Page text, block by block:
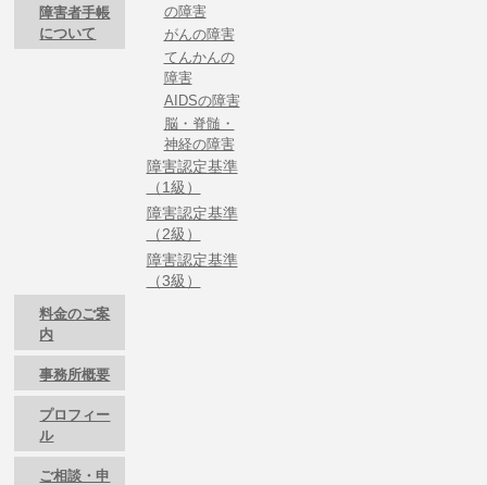
障害者手帳
について
の障害
がんの障害
てんかんの
障害
AIDSの障害
脳・脊髄・
神経の障害
障害認定基準
（1級）
障害認定基準
（2級）
障害認定基準
（3級）
料金のご案
内
事務所概要
プロフィー
ル
ご相談・申